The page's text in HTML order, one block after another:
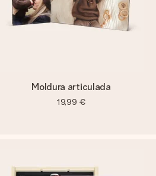
Moldura articulada
19,99 €